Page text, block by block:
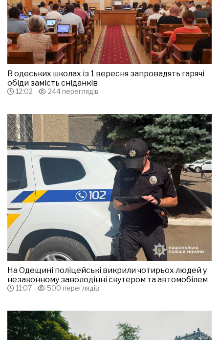
В одеських школах із 1 вересня запровадять гарячі
обіди замість сніданків
12:02 244 переглядів
На Одещині поліцейські викрили чотирьох людей у
незаконному заволодінні скутером та автомобілем
11:07 500 переглядів